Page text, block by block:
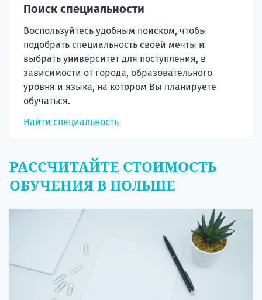
Поиск специальности
Воспользуйтесь удобным поиском, чтобы
подобрать специальность своей мечты и
выбрать университет для поступления, в
зависимости от города, образовательного
уровня и языка, на котором Вы планируете
обучаться.
Найти специальность
РАССЧИТАЙТЕ СТОИМОСТЬ
ОБУЧЕНИЯ В ПОЛЬШЕ